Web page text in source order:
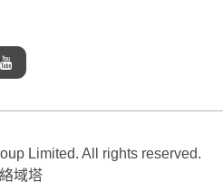
Limited. All rights reserved.
域塔